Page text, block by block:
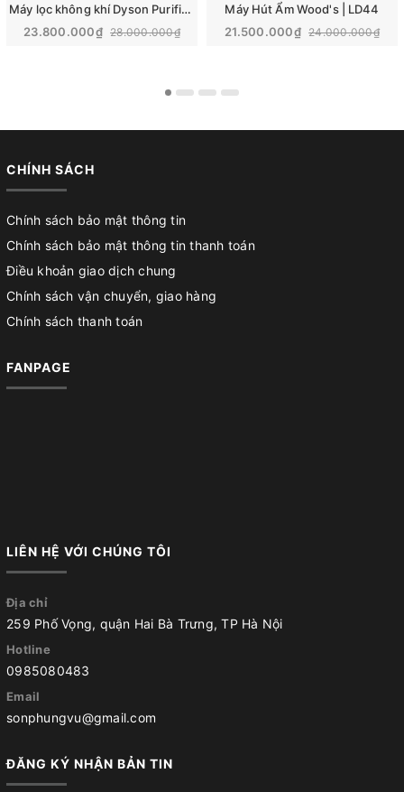
Máy lọc không khí Dyson Purifier Big+Quiet Formaldehyde | BP04
23.800.000₫ 28.000.000₫
Máy Hút Ẩm Wood's | LD44
21.500.000₫ 24.000.000₫
CHÍNH SÁCH
Chính sách bảo mật thông tin
Chính sách bảo mật thông tin thanh toán
Điều khoản giao dịch chung
Chính sách vận chuyển, giao hàng
Chính sách thanh toán
FANPAGE
LIÊN HỆ VỚI CHÚNG TÔI
Địa chỉ
259 Phố Vọng, quận Hai Bà Trưng, TP Hà Nội
Hotline
0985080483
Email
sonphungvu@gmail.com
ĐĂNG KÝ NHẬN BẢN TIN